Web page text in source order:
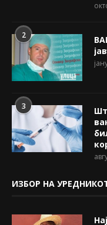
2
3
ИЗБОР НА